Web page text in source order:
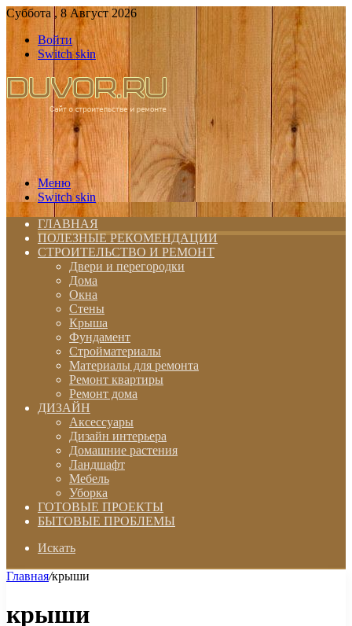
Суббота , 8 Август 2026
Войти
Switch skin
Меню
Switch skin
ГЛАВНАЯ
ПОЛЕЗНЫЕ РЕКОМЕНДАЦИИ
СТРОИТЕЛЬСТВО И РЕМОНТ
Двери и перегородки
Дома
Окна
Стены
Крыша
Фундамент
Стройматериалы
Материалы для ремонта
Ремонт квартиры
Ремонт дома
ДИЗАЙН
Аксессуары
Дизайн интерьера
Домашние растения
Ландшафт
Мебель
Уборка
ГОТОВЫЕ ПРОЕКТЫ
БЫТОВЫЕ ПРОБЛЕМЫ
Искать
Главная/крыши
крыши